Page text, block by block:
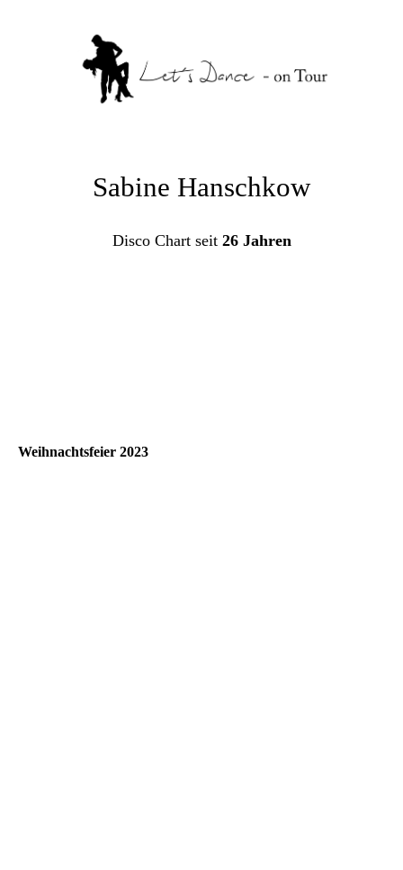
Sabine Hanschkow
Disco Chart seit 26 Jahren
Weihnachtsfeier 2023